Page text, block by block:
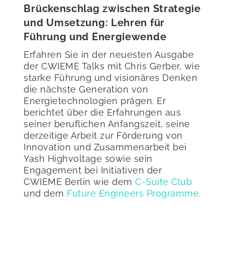
Brückenschlag zwischen Strategie
und Umsetzung: Lehren für
Führung und Energiewende
Erfahren Sie in der neuesten Ausgabe
der CWIEME Talks mit Chris Gerber, wie
starke Führung und visionäres Denken
die nächste Generation von
Energietechnologien prägen. Er
berichtet über die Erfahrungen aus
seiner beruflichen Anfangszeit, seine
derzeitige Arbeit zur Förderung von
Innovation und Zusammenarbeit bei
Yash Highvoltage sowie sein
Engagement bei Initiativen der
CWIEME Berlin wie demC-Suite Club
und dem Future Engineers Programme.